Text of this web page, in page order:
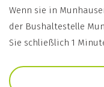
Wenn sie in
der Bushaltestelle
Sie schließlich 1